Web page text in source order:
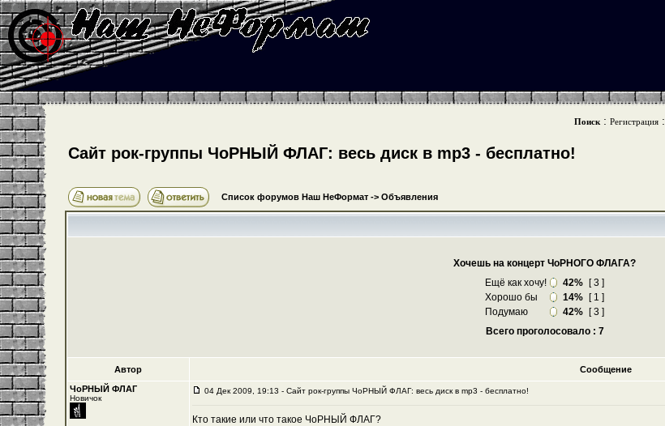
Поиск: Регистрация:
Cайт рок-группы ЧоРНЫЙ ФЛАГ: весь диск в mp3 - бесплатно!
Список форумов Наш НеФормат-> Объявления
Хочешь на концерт ЧоРНОГО ФЛАГА?
Ещё как хочу!
42%
[ 3 ]
Хорошо бы
14%
[ 1 ]
Подумаю
42%
[ 3 ]
Всего проголосовало : 7
Автор
Сообщение
ЧоРНЫЙ ФЛАГ
Новичок
04 Дек 2009, 19:13 - Cайт рок-группы ЧоРНЫЙ ФЛАГ: весь диск в mp3 - бесплатно!
Кто такие или что такое ЧоРНЫЙ ФЛАГ?